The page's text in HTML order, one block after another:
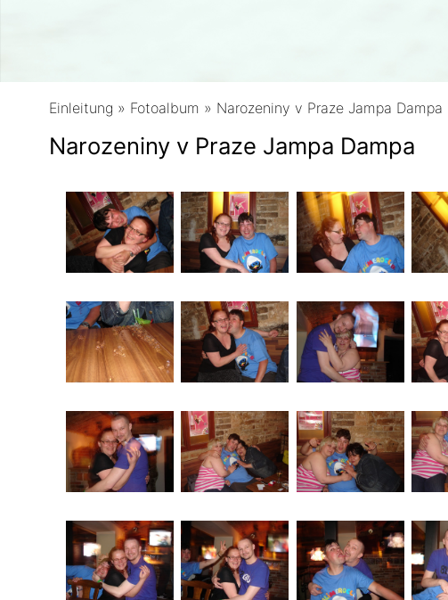
Einleitung » Fotoalbum » Narozeniny v Praze Jampa Dampa
Narozeniny v Praze Jampa Dampa